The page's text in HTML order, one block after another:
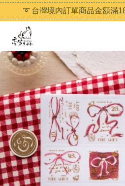
➰ 台灣境內訂單商品金額滿